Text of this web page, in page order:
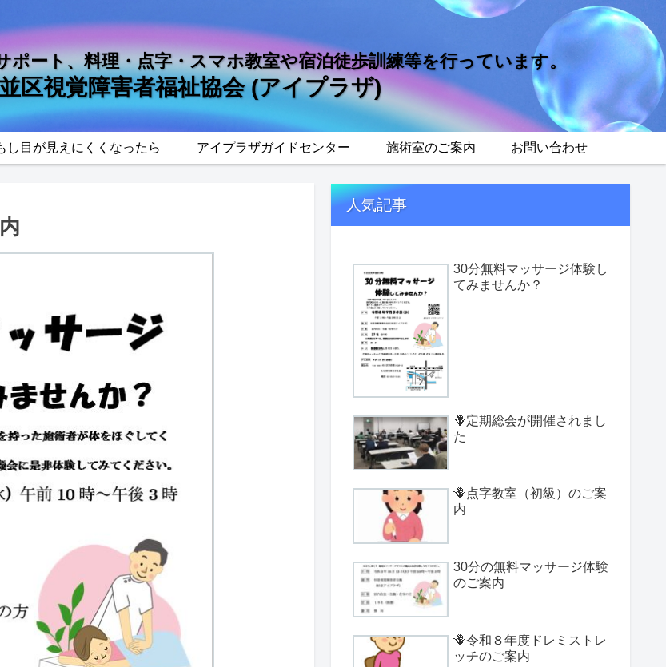
ポート、料理・点字・スマホ教室や宿泊徒歩訓練等を行っています。
区視覚障害者福祉協会 (アイプラザ)
し目が見えにくくなったら アイプラザガイドセンター 施術室のご案内 お問い合わせ
人気記事
30分無料マッサージ体験し
てみませんか？
🪻定期総会が開催されまし
た
🪻点字教室（初級）のご案
内
30分の無料マッサージ体験
のご案内
🪻令和８年度ドレミストレ
ッチのご案内